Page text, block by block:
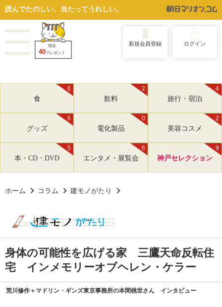
読んでたのしい、当たってうれしい。
現在
40プレゼント
新規会員登録 ログイン
6
食
2
飲料
4
旅行・宿泊
6
グッズ
0
電化製品
2
美容コスメ
5
本・CD・DVD
6
エンタメ・展覧会
9
神戸セレクション
ホーム コラム 建モノがたり
身体の可能性を広げる家 三鷹天命反転住
宅 インメモリーオブヘレン・ケラー
荒川修作＋マドリン・ギンズ東京事務所の本間桃世さん インタビュー